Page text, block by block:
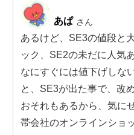
あぱ さん
あるけど、SE3の値段と
ック、SE2の未だに人気
なにすぐには値下げしな
と、SE3が出た事で、改
おそれもあるから、気に
帯会社のオンラインショ